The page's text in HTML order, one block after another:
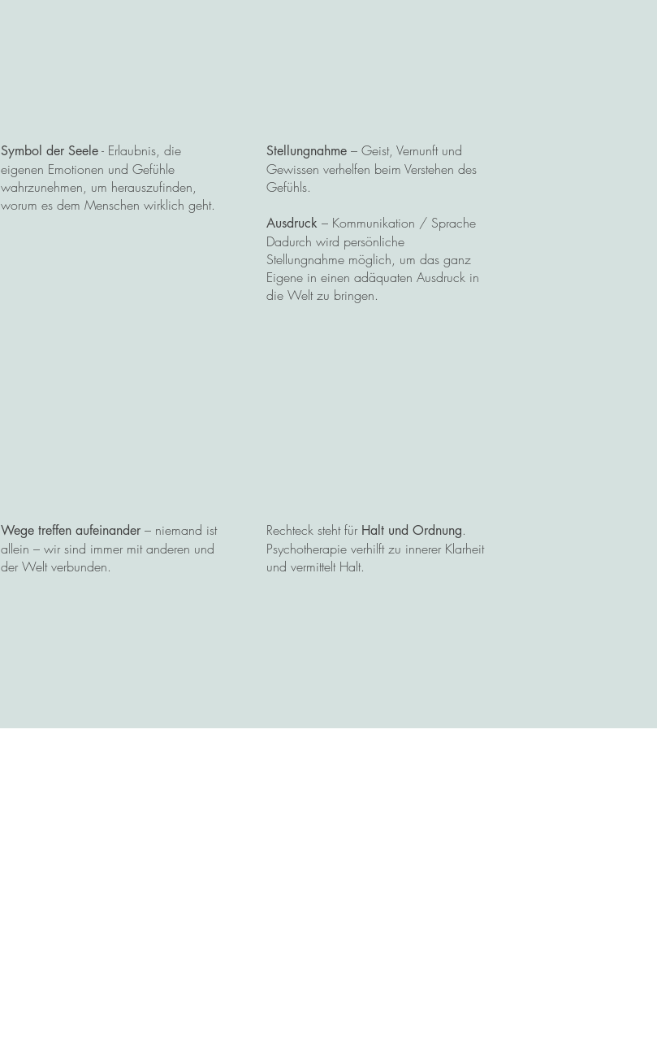
Symbol der Seele- Erlaubnis, die
eigenen Emotionen und Gefühle
wahrzunehmen, um herauszufinden,
worum es dem Menschen wirklich geht.
Stellungnahme – Geist, Vernunft und
Gewissen verhelfen beim Verstehen des
Gefühls.
Ausdruck – Kommunikation / Sprache
Dadurch wird persönliche
Stellungnahme möglich, um das ganz
Eigene in einen adäquaten Ausdruck in
die Welt zu bringen.
Wege treffen aufeinander – niemand ist
allein – wir sind immer mit anderen und
der Welt verbunden.
Rechteck steht für Halt und Ordnung.
Psychotherapie verhilft zu innerer Klarheit
und vermittelt Halt.